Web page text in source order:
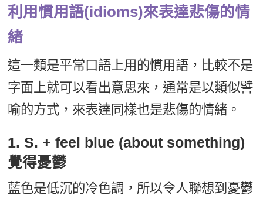
利用慣用語(idioms)來表達悲傷的情
緒
這一類是平常口語上用的慣用語，比較不是
字面上就可以看出意思來，通常是以類似譬
喻的方式，來表達同樣也是悲傷的情緒。
1. S. + feel blue (about something)
覺得憂鬱
藍色是低沉的冷色調，所以令人聯想到憂鬱